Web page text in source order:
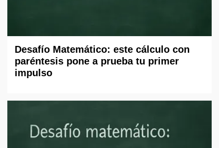
Desafío Matemático: este cálculo con
paréntesis pone a prueba tu primer
impulso